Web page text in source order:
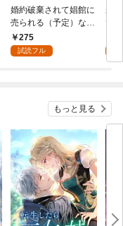
婚約破棄されて娼館に
売られる（予定）なの
で、超高級娼婦を目指
します！1
275
試読フル
未
で
もっと見る